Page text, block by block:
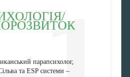
парапсихолог,
та ESP системи –